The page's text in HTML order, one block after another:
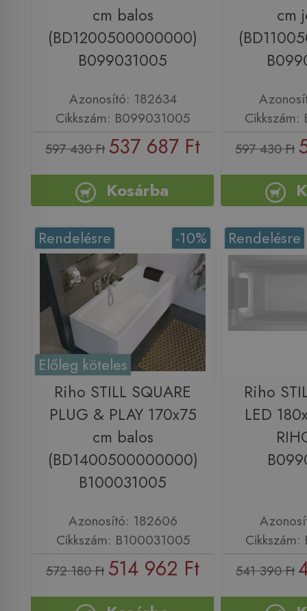
cm balos
(BD1200500000000)
B099031005
Azonosító: 182634
Cikkszám: B099031005
597 430 Ft 537 687 Ft
Kosárba
cm
597 430 Ft
-10%
Rendelésre
Előleg köteles
Riho STILL SQUARE
PLUG & PLAY 170x75
cm balos
(BD1400500000000)
B100031005
Azonosító: 182606
Cikkszám: B100031005
572 180 Ft 514 962 Ft
Rendelésre
Riho
LED
541 390 Ft